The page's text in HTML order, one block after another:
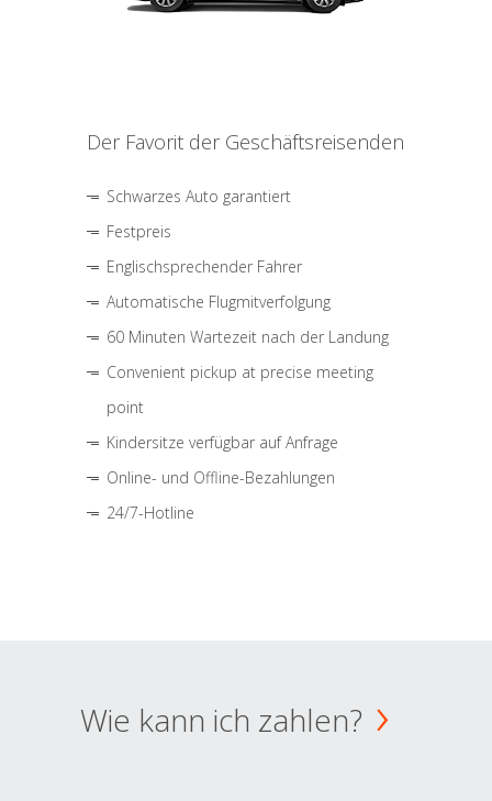
Der Favorit der Geschäftsreisenden
Schwarzes Auto garantiert
Festpreis
Englischsprechender Fahrer
Automatische Flugmitverfolgung
60 Minuten Wartezeit nach der Landung
Convenient pickup at precise meeting
point
Kindersitze verfügbar auf Anfrage
Online- und Offline-Bezahlungen
24/7-Hotline
Wie kann ich zahlen?